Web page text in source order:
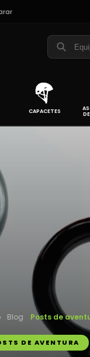
CAPACETES
Blog Posts de
DE AVENTURA